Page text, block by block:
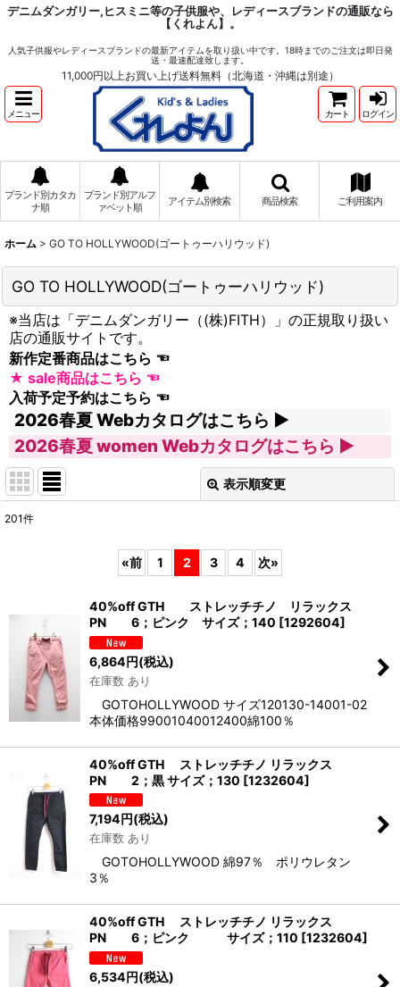
デニムダンガリー,ヒスミニ等の子供服や、レディースブランドの通販なら
【くれよん】。
人気子供服やレディースブランドの最新アイテムを取り扱い中です。18時までのご注文は即日発
送・最速配達致します。
11,000円以上お買い上げ送料無料（北海道・沖縄は別途）
メニュー カート ログイン
ブランド別カタカ
ナ順
ブランド別アルフ
ァベット順
アイテム別検索 商品検索 ご利用案内
ホーム > GO TO HOLLYWOOD(ゴートゥーハリウッド)
GO TO HOLLYWOOD(ゴートゥーハリウッド)
※当店は「デニムダンガリー（(株)FITH）」の正規取り扱い
店の通販サイトです。
新作定番商品はこちら
★ sale商品はこちら
入荷予定予約はこちら
2026春夏 Webカタログはこちら
2026春夏 women Webカタログはこちら
表示順変更
並び順:
201件
«前 1 2 3 4 次»
40%off GTH ストレッチチノ リラックス
PN 6；ピンク サイズ；140 [1292604]
6,864円(税込)
在庫数 あり
GOTOHOLLYWOOD サイズ120130-14001-02
本体価格99001040012400綿100％
40%off GTH ストレッチチノ リラックス
PN 2；黒 サイズ；130 [1232604]
7,194円(税込)
在庫数 あり
GOTOHOLLYWOOD 綿97％ ポリウレタン
3％
40%off GTH ストレッチチノ リラックス
PN 6；ピンク サイズ；110 [1232604]
6,534円(税込)